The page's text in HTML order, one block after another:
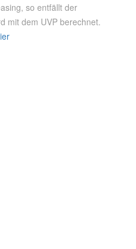
so entfällt der
mit dem UVP berechnet.